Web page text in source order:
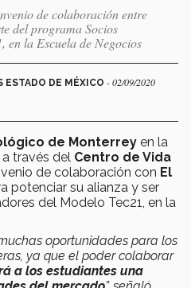
de colaboración entre
del programa Socios
en la Escuela de Negocios
ESTADO DE MÉXICO - 02/09/2020
de Monterrey en la
través del Centro de Vida
de colaboración con El
potenciar su alianza y ser
del Modelo Tec21, en la
oportunidades para los
ya que el poder colaborar
a los estudiantes una